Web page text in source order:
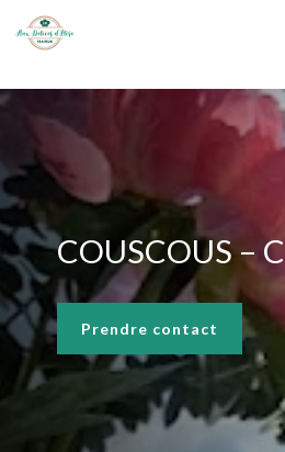
COUSCOUS –
Prendre contact